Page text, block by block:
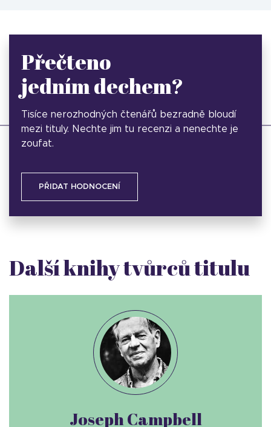
Přečteno
jedním dechem?
Tisíce nerozhodných čtenářů bezradně bloudí
mezi tituly. Nechte jim tu recenzi a nenechte je
zoufat.
PŘIDAT HODNOCENÍ
Další knihy tvůrců titulu
Joseph Campbell